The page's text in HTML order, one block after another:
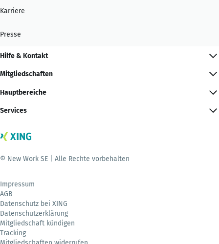
Karriere
Presse
Hilfe & Kontakt
Mitgliedschaften
Hauptbereiche
Services
© New Work SE | Alle Rechte vorbehalten
Impressum
AGB
Datenschutz bei XING
Datenschutzerklärung
Mitgliedschaft kündigen
Tracking